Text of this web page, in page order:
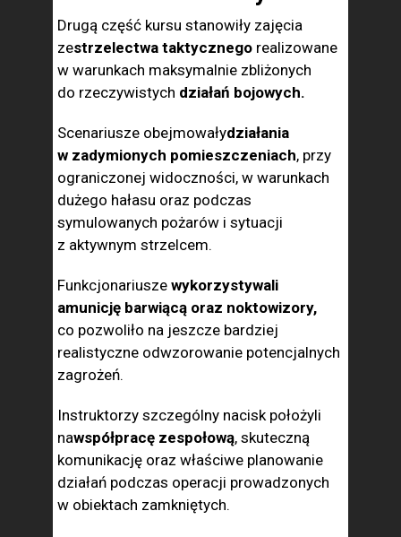
Drugą część kursu stanowiły zajęcia
zestrzelectwa taktycznego realizowane
w warunkach maksymalnie zbliżonych
do rzeczywistych działań bojowych.
Scenariusze obejmowałydziałania
w zadymionych pomieszczeniach, przy
ograniczonej widoczności, w warunkach
dużego hałasu oraz podczas
symulowanych pożarów i sytuacji
z aktywnym strzelcem.
Funkcjonariusze wykorzystywali
amunicję barwiącą oraz noktowizory,
co pozwoliło na jeszcze bardziej
realistyczne odwzorowanie potencjalnych
zagrożeń.
Instruktorzy szczególny nacisk położyli
nawspółpracę zespołową, skuteczną
komunikację oraz właściwe planowanie
działań podczas operacji prowadzonych
w obiektach zamkniętych.